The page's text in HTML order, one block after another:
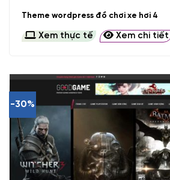
Theme wordpress đồ chơi xe hơi 4
Xem thực tế Xem chi tiết
-30%